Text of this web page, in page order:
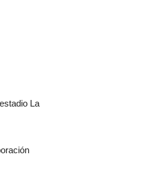
La